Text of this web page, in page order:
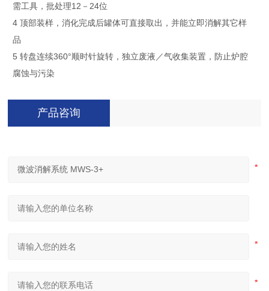
需工具，批处理12－24位
4 顶部装样，消化完成后罐体可直接取出，并能立即消解其它样
品
5 转盘连续360°顺时针旋转，独立废液／气收集装置，防止炉腔
腐蚀与污染
产品咨询